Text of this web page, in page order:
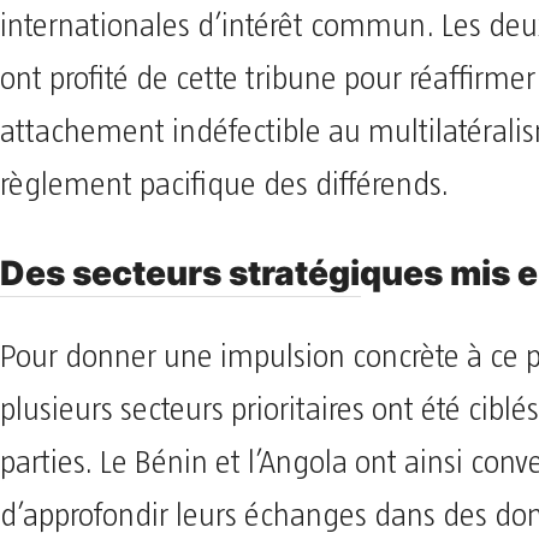
internationales d’intérêt commun. Les
ont profité de cette tribune pour
attachement indéfectible au
règlement pacifique des différends.
​Des secteurs stratégiques mis
​Pour donner une impulsion concrète à ce
plusieurs secteurs prioritaires ont été
parties. Le Bénin et l’Angola ont ainsi
d’approfondir leurs échanges dans des